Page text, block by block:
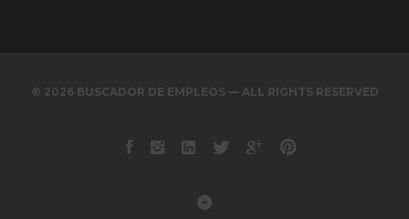
© 2026 BUSCADOR DE EMPLEOS — ALL RIGHTS RESERVED
Facebook
instagram
LinkedinTwitterGoogle+